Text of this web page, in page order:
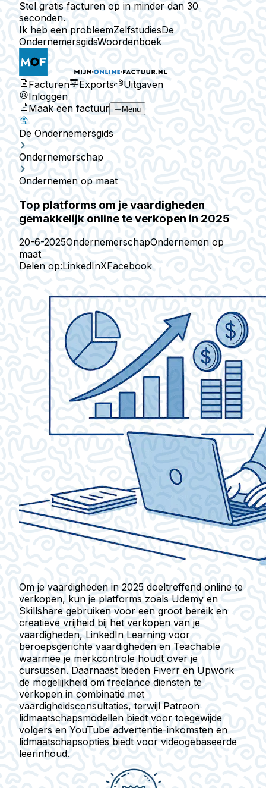
Stel gratis facturen op in minder dan 30
seconden.
Ik heb een probleemZelfstudiesDe
OndernemersgidsWoordenboek
Facturen Exports
Uitgaven
Inloggen
Maak een factuur
Menu
De Ondernemersgids
Ondernemerschap
Ondernemen op maat
Top platforms om je vaardigheden
gemakkelijk online te verkopen in 2025
20-6-2025OndernemerschapOndernemen op
maat
Delen op:LinkedInXFacebook
Om je vaardigheden in 2025 doeltreffend online te
verkopen, kun je platforms zoals Udemy en
Skillshare gebruiken voor een groot bereik en
creatieve vrijheid bij het verkopen van je
vaardigheden, LinkedIn Learning voor
beroepsgerichte vaardigheden en Teachable
waarmee je merkcontrole houdt over je
cursussen. Daarnaast bieden Fiverr en Upwork
de mogelijkheid om freelance diensten te
verkopen in combinatie met
vaardigheidsconsultaties, terwijl Patreon
lidmaatschapsmodellen biedt voor toegewijde
volgers en YouTube advertentie-inkomsten en
lidmaatschapsopties biedt voor videogebaseerde
leerinhoud.